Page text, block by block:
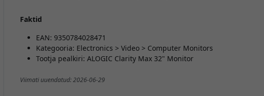
Faktid
EAN: 9350784028471
Kategooria: Electronics > Video > Computer Monitors
Tootja pealkiri: ALOGIC Clarity Max 32" Monitor
Viimati uuendatud: 2026-06-29